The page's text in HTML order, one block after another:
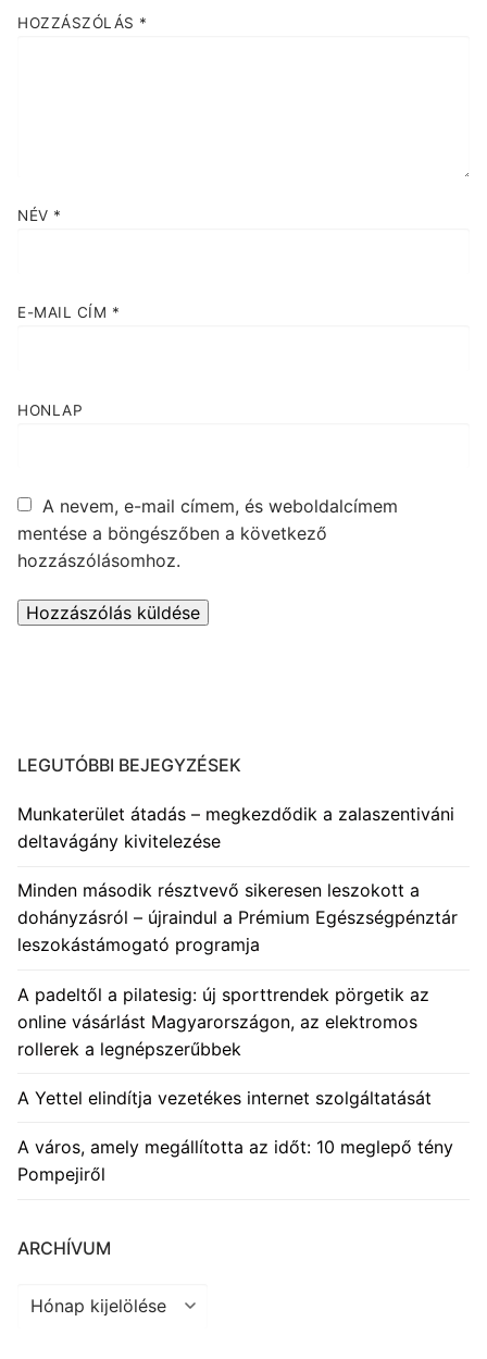
HOZZÁSZÓLÁS *
NÉV *
E-MAIL CÍM *
HONLAP
A nevem, e-mail címem, és weboldalcímem
mentése a böngészőben a következő
hozzászólásomhoz.
LEGUTÓBBI BEJEGYZÉSEK
Munkaterület átadás – megkezdődik a zalaszentiváni
deltavágány kivitelezése
Minden második résztvevő sikeresen leszokott a
dohányzásról – újraindul a Prémium Egészségpénztár
leszokástámogató programja
A padeltől a pilatesig: új sporttrendek pörgetik az
online vásárlást Magyarországon, az elektromos
rollerek a legnépszerűbbek
A Yettel elindítja vezetékes internet szolgáltatását
A város, amely megállította az időt: 10 meglepő tény
Pompejiről
ARCHÍVUM
Archívum